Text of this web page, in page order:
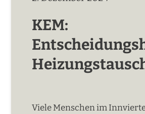
KEM:
Viele Menschen im